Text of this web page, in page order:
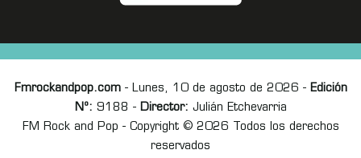
Fmrockandpop.com- Lunes, 10 de agosto de 2026 - Edición
Nº: 9188 - Director: Julián Etchevarria
FM Rock and Pop - Copyright © 2026 Todos los derechos
reservados